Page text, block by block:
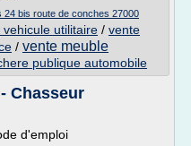
24 bis route de conches 27000
utilitaire / vente
/ vente meuble
publique automobile
Chasseur
d'emploi